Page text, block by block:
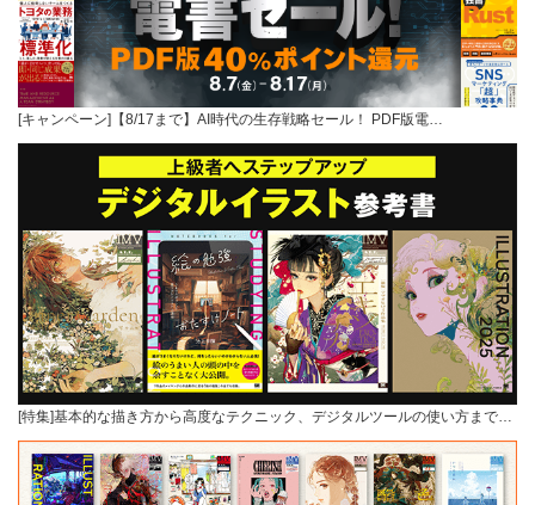
[キャンペーン]【8/17まで】AI時代の生存戦略セール！ PDF版電…
[特集]基本的な描き方から高度なテクニック、デジタルツールの使い方まで…